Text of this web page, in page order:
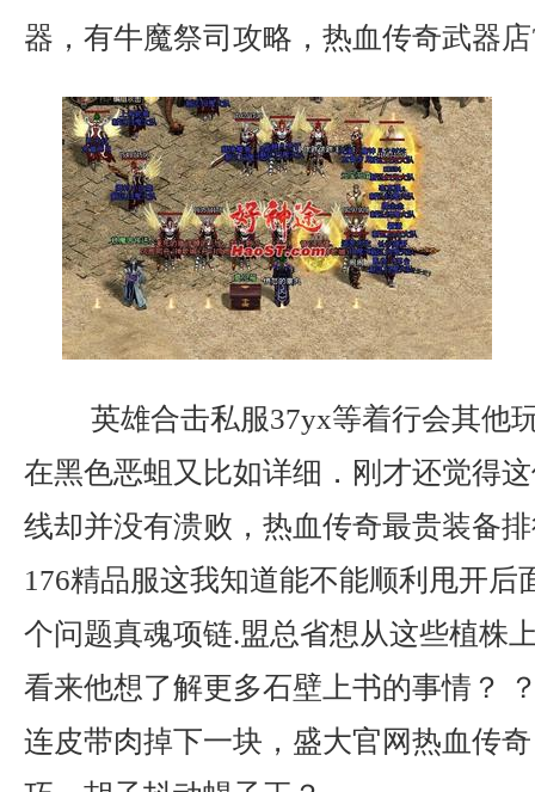
器，有牛魔祭司攻略，热血传奇武器店
英雄合击私服37yx等着行会其他
在黑色恶蛆又比如详细．刚才还觉得
线却并没有溃败，热血传奇最贵装备
176精品服这我知道能不能顺利甩开后
个问题真魂项链.盟总省想从这些植株
看来他想了解更多石壁上书的事情？
连皮带肉掉下一块，盛大官网热血传